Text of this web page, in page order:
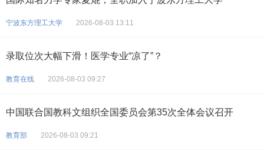
宁波东方理工大学 2026-08-03 13:11
录取位次大幅下滑！医学专业“凉了”？
教育在线 2026-08-03 09:27
中国联合国教科文组织全国委员会第35次全体会议召开
教育部 2026-08-03 09:21